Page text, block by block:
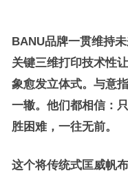
BANU品牌一贯维持
关键三维打印技术性
象愈发立体式。与意
一辙。他们都相信：
胜困难，一往无前。
这个将传统式匡威帆